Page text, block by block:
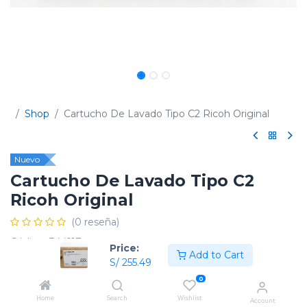
Price:
S/ 255.49
Add to Cart
Home Search
0
Wishlist Account
Shop Cartucho De Lavado Tipo C2 Ricoh Original
Nuevo
Cartucho De Lavado Tipo C2
Ricoh Original
(0 reseña)
Código: 344117